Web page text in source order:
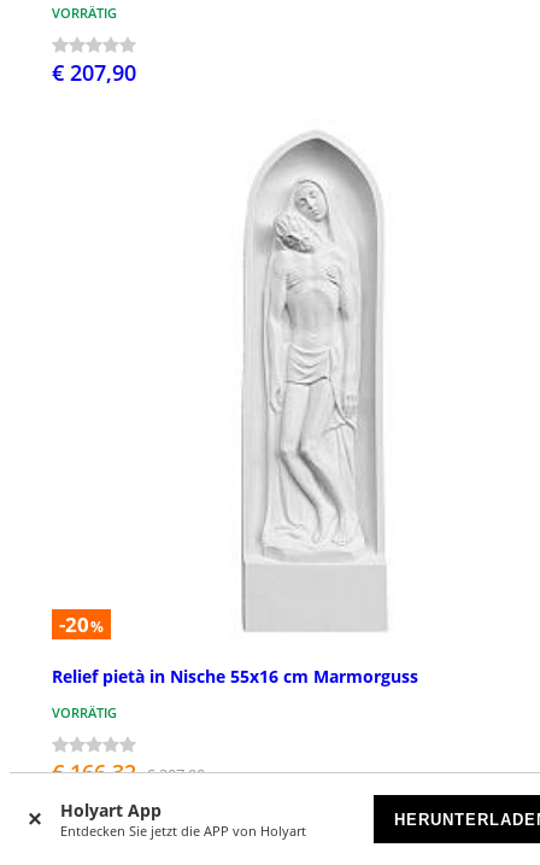
Holyart App
Entdecken Sie jetzt die APP von Holyart
VORRÄTIG
€ 207,90
-20%
Relief pietà in Nische 55x16 cm Marmorguss
VORRÄTIG
€ 166,32 € 207,90